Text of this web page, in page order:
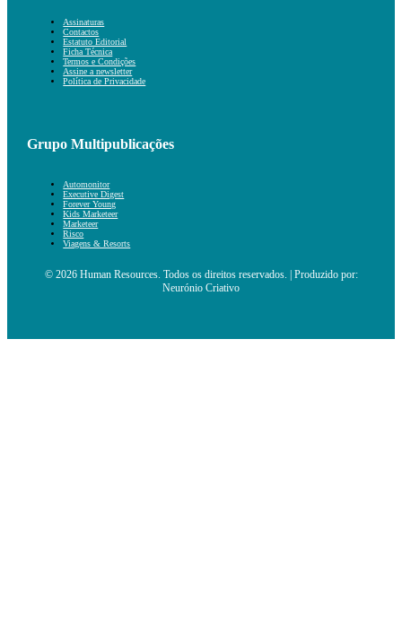
Assinaturas
Contactos
Estatuto Editorial
Ficha Técnica
Termos e Condições
Assine a newsletter
Política de Privacidade
Grupo Multipublicações
Automonitor
Executive Digest
Forever Young
Kids Marketeer
Marketeer
Risco
Viagens & Resorts
© 2026 Human Resources. Todos os direitos reservados. | Produzido por:
Neurónio Criativo